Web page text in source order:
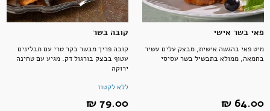
פאי בשר אישי
מיט פאי בהגשה אישית, מבצק עלים עשיר
בחמאה, ממולא בתבשיל בשר עסיסי
64.00 ‏₪
קובה בשר
קובה פריך מבשר בקר טרי עם תבלינים
עטוף בבצק בורגול דק. מגיע עם טחינה
ירוקה
ללא לקטוז
79.00 ‏₪